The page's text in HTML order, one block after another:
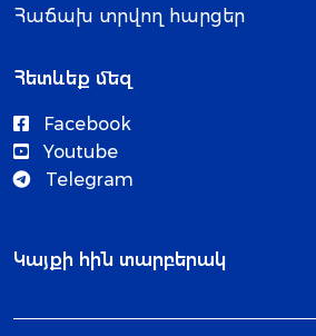
Հաճախ տրվող հարցեր
Հետևեք մեզ
Facebook
Youtube
Telegram
Կայքի հին տարբերակ